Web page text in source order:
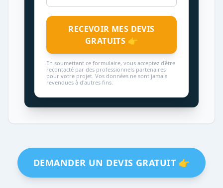
RECEVOIR MES DEVIS
GRATUITS 👉
En soumettant ce formulaire, vous acceptez d'être
recontacté par des professionnels partenaires
pour votre projet. Vos données ne sont jamais
revendues à d'autres fins.
DEMANDER UN DEVIS GRATUIT 👉